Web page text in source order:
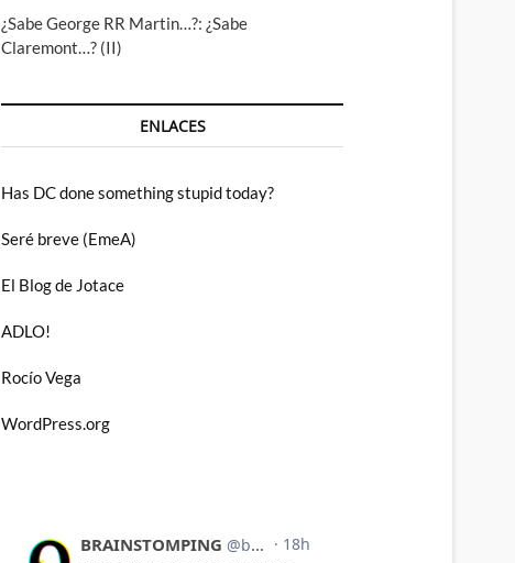
¿Sabe George RR Martin…?: ¿Sabe
Claremont…? (II)
ENLACES
Has DC done something stupid today?
Seré breve (EmeA)
El Blog de Jotace
ADLO!
Rocío Vega
WordPress.org